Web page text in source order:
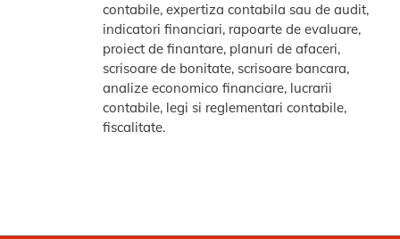
contabile, expertiza contabila sau de audit,
indicatori financiari, rapoarte de evaluare,
proiect de finantare, planuri de afaceri,
scrisoare de bonitate, scrisoare bancara,
analize economico financiare, lucrarii
contabile, legi si reglementari contabile,
fiscalitate.